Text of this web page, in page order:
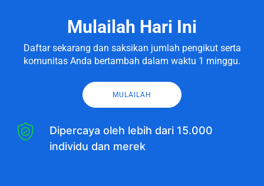
Mulailah Hari Ini
Daftar sekarang dan saksikan jumlah pengikut serta
komunitas Anda bertambah dalam waktu 1 minggu.
MULAILAH
Dipercaya oleh lebih dari 15.000
individu dan merek